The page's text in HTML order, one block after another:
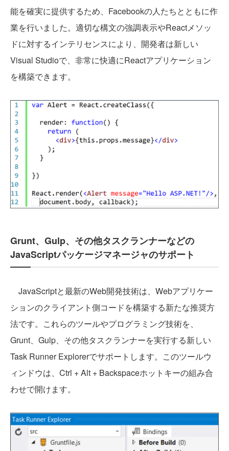
能を確実に提供するため、Facebookの人たちとともに作
業を行いました。適切な構文の強調表示やReactメソッ
ドに対するインテリセンスにより、開発者は新しい
Visual Studioで、非常に快適にReactアプリケーション
を構築できます。
Grunt、Gulp、その他タスクランナーなどの
JavaScriptパッケージマネージャのサポート
JavaScriptと最新のWeb開発技術は、Webアプリケー
ションのクライアント側コードを構築する新たな推奨方
法です。これらのツールやプログラミング技術を、
Grunt、Gulp、その他タスクランナーを実行する新しい
Task Runner Explorerでサポートします。このツールウ
ィンドウは、Ctrl + Alt + Backspaceホットキーの組み合
わせで開けます。